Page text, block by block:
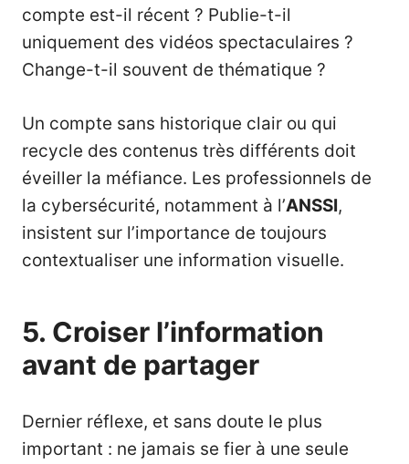
compte est-il récent ? Publie-t-il
uniquement des vidéos spectaculaires ?
Change-t-il souvent de thématique ?
Un compte sans historique clair ou qui
recycle des contenus très différents doit
éveiller la méfiance. Les professionnels de
la cybersécurité, notamment à l’ANSSI,
insistent sur l’importance de toujours
contextualiser une information visuelle.
5. Croiser l’information
avant de partager
Dernier réflexe, et sans doute le plus
important : ne jamais se fier à une seule